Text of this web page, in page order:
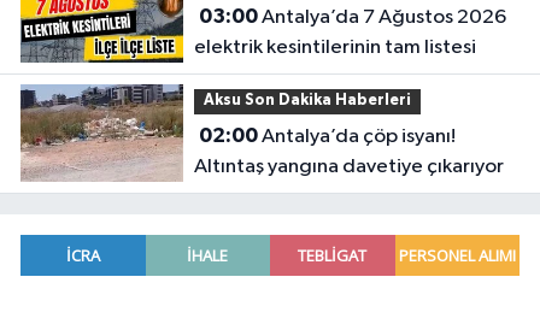
03:00Antalya’da 7 Ağustos 2026
elektrik kesintilerinin tam listesi
Aksu Son Dakika Haberleri
02:00Antalya’da çöp isyanı!
Altıntaş yangına davetiye çıkarıyor